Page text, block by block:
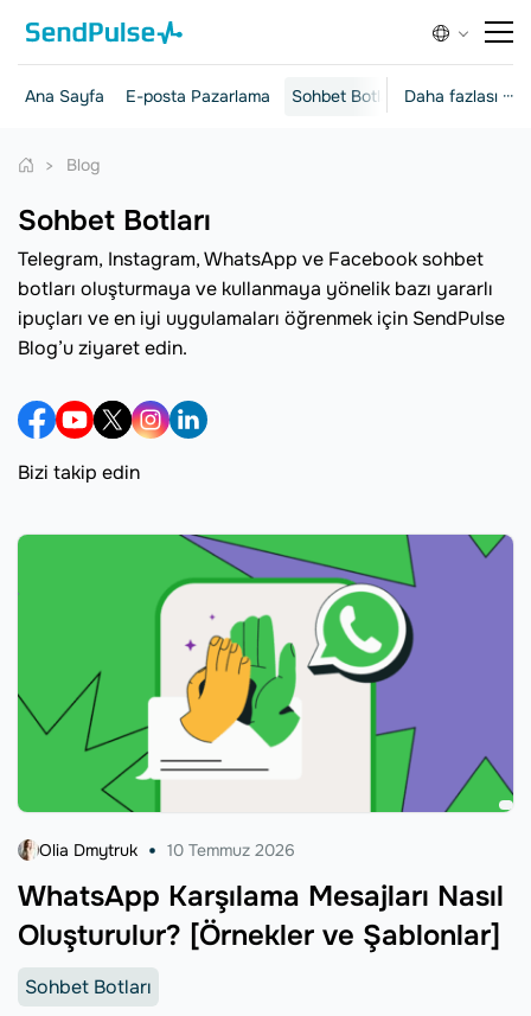
Daha fazlası ···
Ana Sayfa E-posta Pazarlama Sohbet Botları Açılış Sayfaları
Blog
Sohbet Botları
Telegram, Instagram, WhatsApp ve Facebook sohbet
botları oluşturmaya ve kullanmaya yönelik bazı yararlı
ipuçları ve en iyi uygulamaları öğrenmek için SendPulse
Blog’u ziyaret edin.
Bizi takip edin
WhatsApp Karşılama Mesajları Nasıl
Oluşturulur? [Örnekler ve Şablonlar]
Olia Dmytruk 10 Temmuz 2026
Sohbet Botları